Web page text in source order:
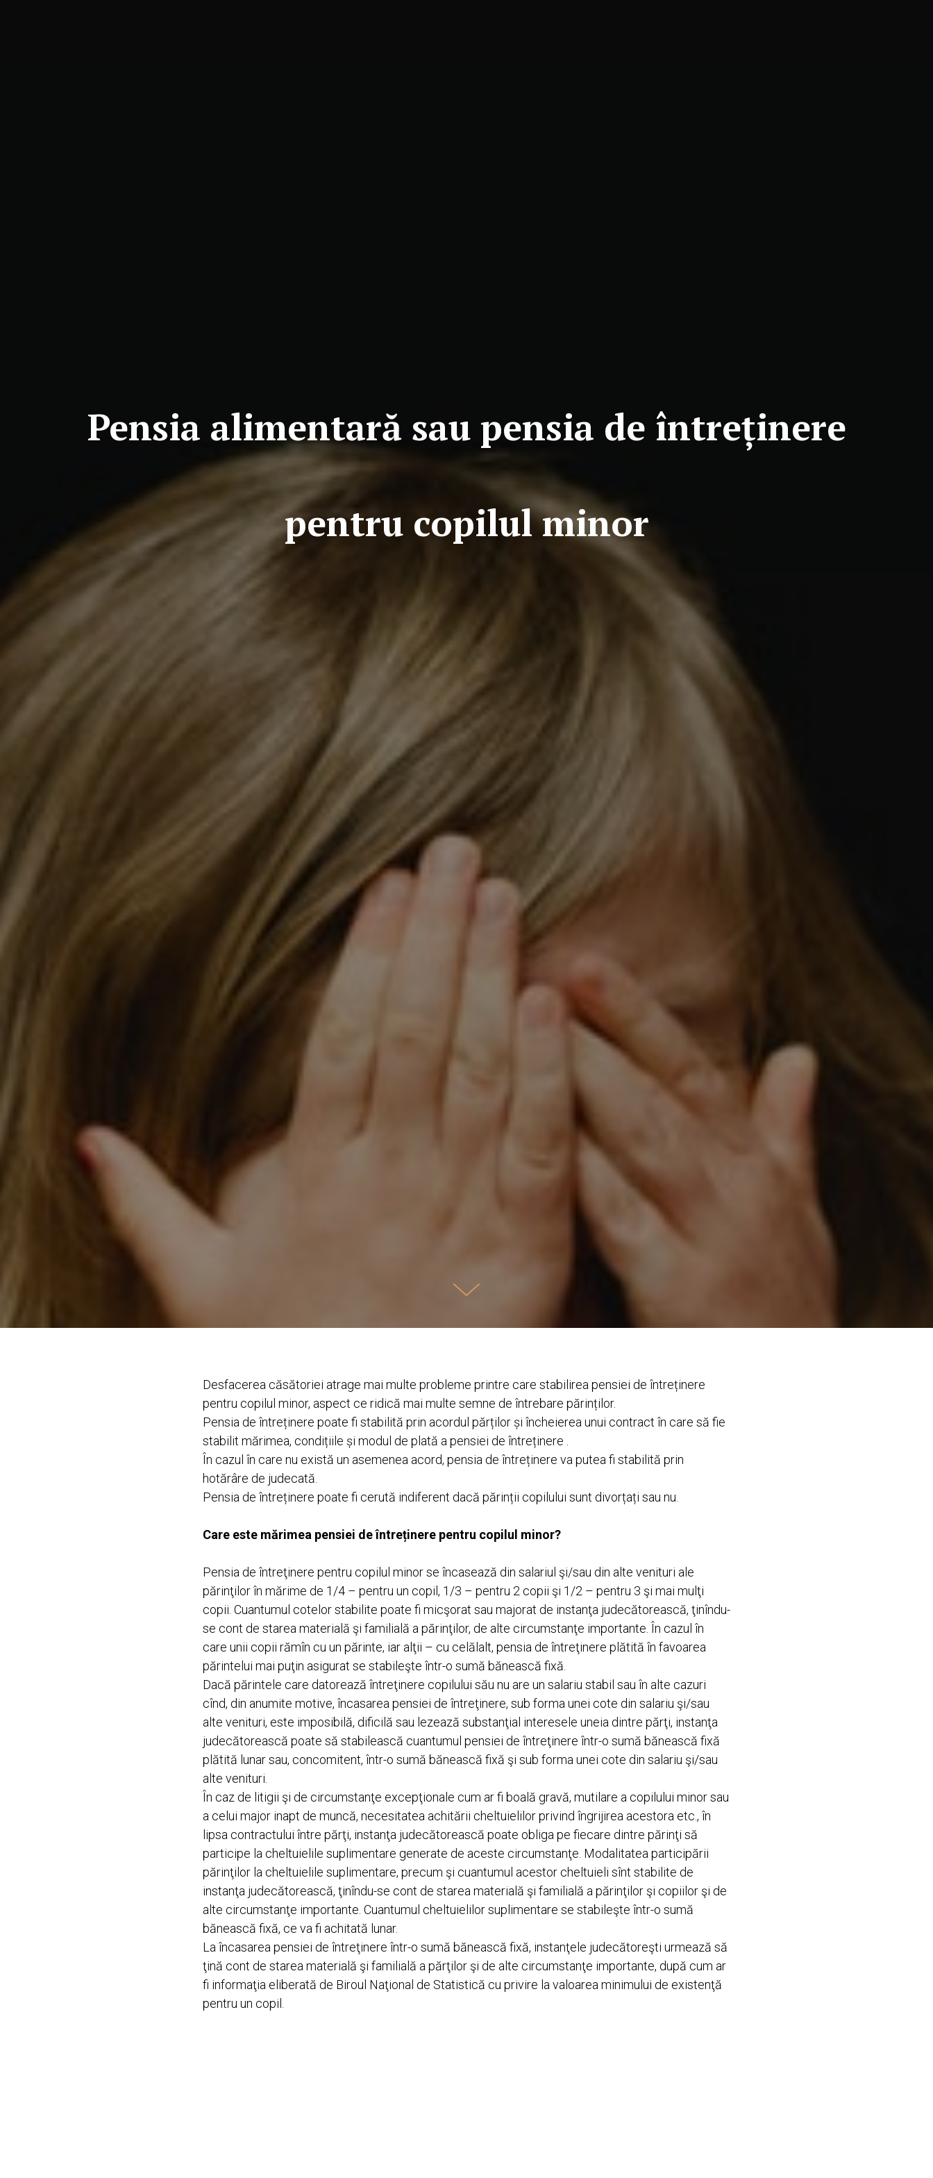
Pensia alimentară sau pensia de întreținere
pentru copilul minor
Desfacerea căsătoriei atrage mai multe probleme printre care stabilirea pensiei de întreținere
pentru copilul minor, aspect ce ridică mai multe semne de întrebare părinților.
Pensia de întreținere poate fi stabilită prin acordul părților și încheierea unui contract în care să fie
stabilit mărimea, condițiile și modul de plată a pensiei de întreținere .
În cazul în care nu există un asemenea acord, pensia de întreținere va putea fi stabilită prin
hotărâre de judecată.
Pensia de întreținere poate fi cerută indiferent dacă părinții copilului sunt divorțați sau nu.
Care este mărimea pensiei de întreținere pentru copilul minor?
Pensia de întreţinere pentru copilul minor se încasează din salariul şi/sau din alte venituri ale
părinţilor în mărime de 1/4 – pentru un copil, 1/3 – pentru 2 copii şi 1/2 – pentru 3 şi mai mulţi
copii. Cuantumul cotelor stabilite poate fi micşorat sau majorat de instanţa judecătorească, ţinîndu-
se cont de starea materială şi familială a părinţilor, de alte circumstanţe importante. În cazul în
care unii copii rămîn cu un părinte, iar alţii – cu celălalt, pensia de întreţinere plătită în favoarea
părintelui mai puţin asigurat se stabileşte într-o sumă bănească fixă.
Dacă părintele care datorează întreţinere copilului său nu are un salariu stabil sau în alte cazuri
cînd, din anumite motive, încasarea pensiei de întreţinere, sub forma unei cote din salariu şi/sau
alte venituri, este imposibilă, dificilă sau lezează substanţial interesele uneia dintre părţi, instanţa
judecătorească poate să stabilească cuantumul pensiei de întreţinere într-o sumă bănească fixă
plătită lunar sau, concomitent, într-o sumă bănească fixă şi sub forma unei cote din salariu şi/sau
alte venituri.
În caz de litigii şi de circumstanţe excepţionale cum ar fi boală gravă, mutilare a copilului minor sau
a celui major inapt de muncă, necesitatea achitării cheltuielilor privind îngrijirea acestora etc., în
lipsa contractului între părţi, instanţa judecătorească poate obliga pe fiecare dintre părinţi să
participe la cheltuielile suplimentare generate de aceste circumstanţe. Modalitatea participării
părinţilor la cheltuielile suplimentare, precum şi cuantumul acestor cheltuieli sînt stabilite de
instanţa judecătorească, ţinîndu-se cont de starea materială şi familială a părinţilor şi copiilor şi de
alte circumstanţe importante. Cuantumul cheltuielilor suplimentare se stabileşte într-o sumă
bănească fixă, ce va fi achitată lunar.
La încasarea pensiei de întreţinere într-o sumă bănească fixă, instanţele judecătoreşti urmează să
ţină cont de starea materială şi familială a părţilor şi de alte circumstanţe importante, după cum ar
fi informaţia eliberată de Biroul Naţional de Statistică cu privire la valoarea minimului de existenţă
pentru un copil.